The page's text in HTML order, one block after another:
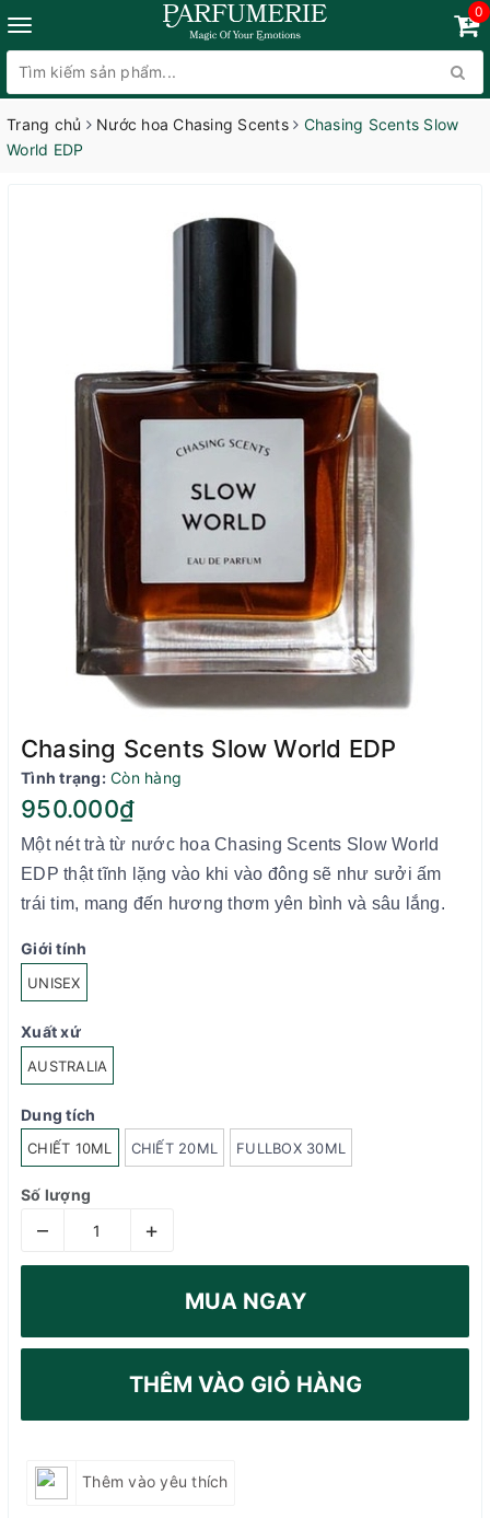
0
Trang chủ Nước hoa Chasing Scents
Chasing Scents Slow
World EDP
Chasing Scents Slow World EDP
Tình trạng: Còn hàng
950.000₫
Một nét trà từ nước hoa Chasing Scents Slow World
EDP thật tĩnh lặng vào khi vào đông sẽ như sưởi ấm
trái tim, mang đến hương thơm yên bình và sâu lắng.
Giới tính
UNISEX
Xuất xứ
AUSTRALIA
Dung tích
CHIẾT 10ML CHIẾT 20ML FULLBOX 30ML
Số lượng
– +
MUA NGAY
THÊM VÀO GIỎ HÀNG
Thêm vào yêu thích